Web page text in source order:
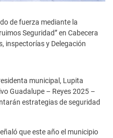
de fuerza mediante la
Seguridad” en Cabecera
inspectorías y Delegación
municipal, Lupita
Guadalupe – Reyes 2025 –
estrategias de seguridad
que este año el municipio